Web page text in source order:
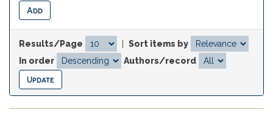
Results/Page
Sort items by
In order
Authors/record